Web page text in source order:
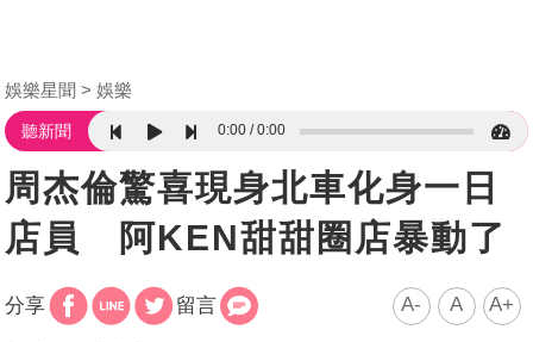
娛樂星聞 娛樂
聽新聞 0:00 0:00
周杰倫驚喜現身北車化身一日
店員 阿KEN甜甜圈店暴動了
分享 留言 A- A A+